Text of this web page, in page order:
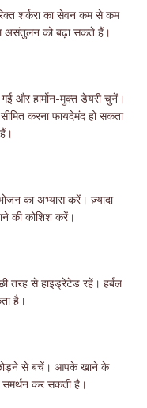
शर्करा का सेवन कम से कम
असंतुलन को बढ़ा सकते हैं।
गई और हार्मोन-मुक्त डेयरी चुनें।
करना फायदेमंद हो सकता
का अभ्यास करें। ज़्यादा
की कोशिश करें।
तरह से हाइड्रेटेड रहें। हर्बल
है।
से बचें। आपके खाने के
समर्थन कर सकती है।